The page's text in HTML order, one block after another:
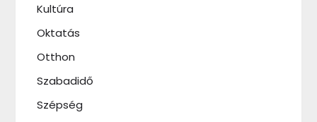
Kultúra
Oktatás
Otthon
Szabadidő
Szépség